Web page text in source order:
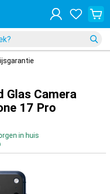
Glas Camera
17 Pro
in huis